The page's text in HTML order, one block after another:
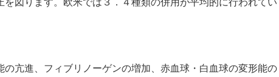
を図ります。欧米では３．４種類の併用が平均的に行われてい
亢進、フィブリノーゲンの増加、赤血球・白血球の変形能の